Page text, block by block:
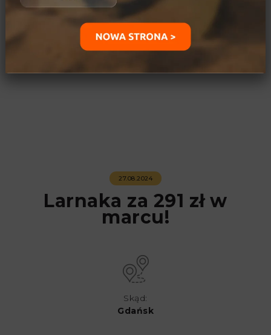
27.08.2024
Larnaka za 291 zł w
marcu!
Skąd:
Gdańsk